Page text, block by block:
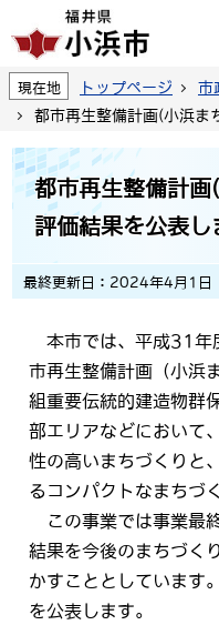
現在地 トップページ 市
都市再生整備計画(小浜ま
都市再生整備計
評価結果を公表し
最終更新日：2024年4月1日
本市では、平成31年
市再生整備計画（小浜
組重要伝統的建造物群
部エリアなどにおいて
性の高いまちづくりと
るコンパクトなまちづ
この事業では事業最
結果を今後のまちづく
かすこととしています
を公表します。